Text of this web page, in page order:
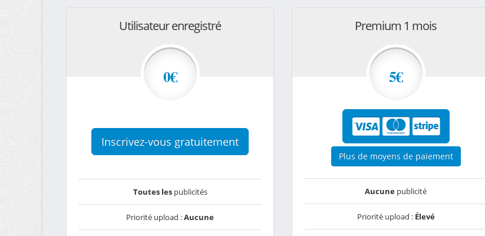
Utilisateur enregistré
0€
Inscrivez-vous gratuitement
Toutes lespublicités
Priorité upload :Aucune
Premium 1 mois
5€
Plus de moyens de paiement
Aucune publicité
Priorité upload : Élevé